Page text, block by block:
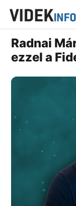
Radnai
ezzel a